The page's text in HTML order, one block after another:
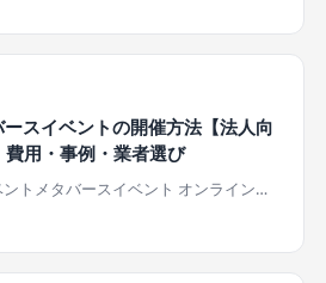
スイベントの開催方法【法人向
用・事例・業者選び
ントメタバースイベント オンライン…